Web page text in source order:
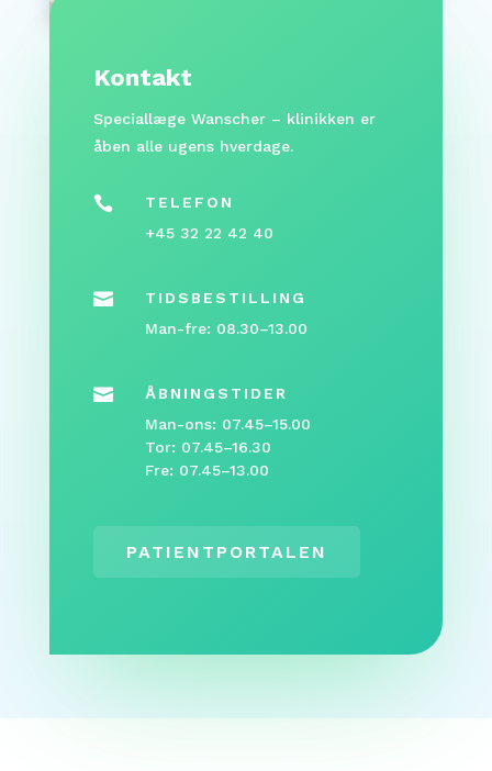
Kontakt
Speciallæge Wanscher – klinikken er
åben alle ugens hverdage.

TELEFON
+45 32 22 42 40

TIDSBESTILLING
Man-fre: 08.30–13.00

ÅBNINGSTIDER
Man-ons: 07.45–15.00
Tor: 07.45–16.30
Fre: 07.45–13.00
PATIENTPORTALEN